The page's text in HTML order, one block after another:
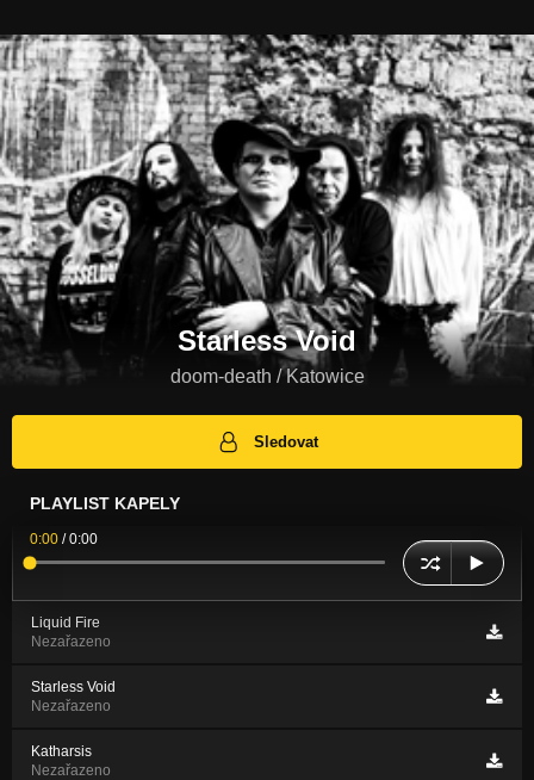
Starless Void
doom-death / Katowice
Sledovat
PLAYLIST KAPELY
0:00 /0:00
Liquid Fire
Nezařazeno
Starless Void
Nezařazeno
Katharsis
Nezařazeno